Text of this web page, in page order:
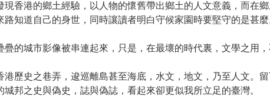
現香港的鄉土經驗，以人物的懷舊帶出鄉土的人文意義，而
知道自己的身世，同時讓讀者明白守候家園時要堅守的是甚麼
疊的城市影像被串連起來，只是，在最壞的時代裏，文學之用
港歷史之巷弄，逡巡離島甚至海底，水文，地文，乃至人
邦之史與偽史，誌與偽誌，看起來卻更似我所立足的臺灣。